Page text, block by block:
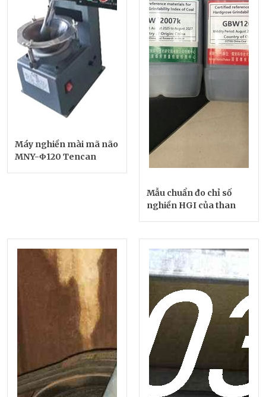
Máy nghiền mài mã não
MNY-Φ120 Tencan
Mẫu chuẩn đo chỉ số
nghiền HGI của than